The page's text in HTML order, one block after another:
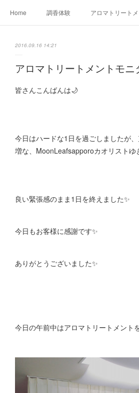
Home 調香体験 アロマトリートメ
Ameblo
2016.09.16 14:21
アロマトリートメントモニ
皆さんこんばんは🌙
今日はハードな1日を過ごしましたが
増な、MoonLeafsapporoカオリストゆ
良い緊張感のまま1日を終えました✨
今日もお客様に感謝です✨
ありがとうございました✨
今日の午前中はアロマトリートメント